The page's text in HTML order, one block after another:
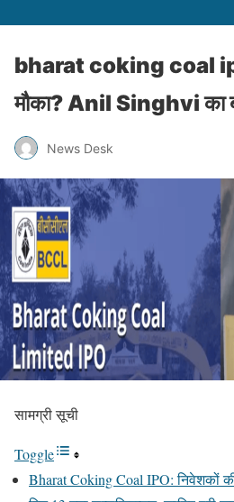
bharat coking coal
मौका? Anil Singhvi का
News Desk
सामग्री सूची
Toggle
Bharat Coking Coal IPO: निवेशकों